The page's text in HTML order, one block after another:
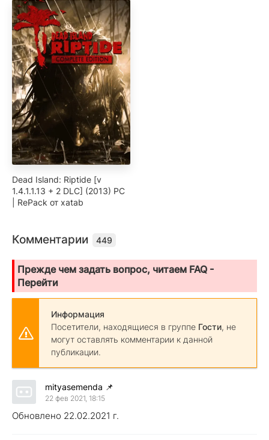
Dead Island: Riptide [v
1.4.1.1.13 + 2 DLC] (2013) PC
| RePack от xatab
Комментарии 449
Прежде чем задать вопрос, читаем FAQ -
Перейти
Информация
Посетители, находящиеся в группе Гости, не
могут оставлять комментарии к данной
публикации.
mityasemenda 📌
22 фев 2021, 18:15
Обновлено 22.02.2021 г.